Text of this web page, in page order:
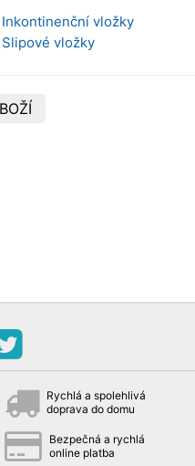
vložky
vložky
Rychlá a spolehlivá
doprava do domu
Bezpečná a rychlá
online platba